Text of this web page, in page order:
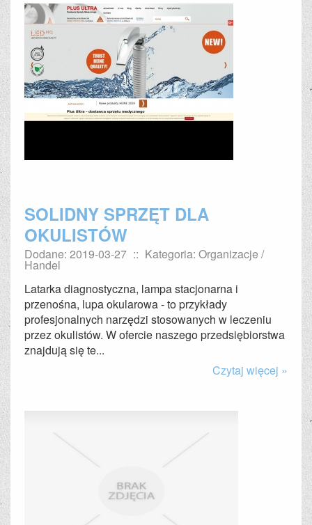
SOLIDNY SPRZĘT DLA
OKULISTÓW
Dodane: 2019-03-27 :: Kategoria: Organizacje /
Handel
Latarka diagnostyczna, lampa stacjonarna i
przenośna, lupa okularowa - to przykłady
profesjonalnych narzędzi stosowanych w leczeniu
przez okulistów. W ofercie naszego przedsiębiorstwa
znajdują się te...
Czytaj więcej »